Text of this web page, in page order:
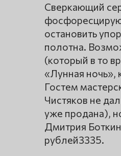
Сверкающий
остановить
полотна.
(который в то
«Лунная ночь»,
Гостем
Чистяков не
уже продана),
Дмитрия
рублей3335.